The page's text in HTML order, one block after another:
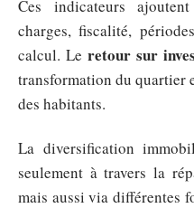
Ces indicateurs
charges, fiscalité,
calcul. Le retour sur
transformation du quartier
des habitants.
La diversification
seulement à travers la
mais aussi via différentes